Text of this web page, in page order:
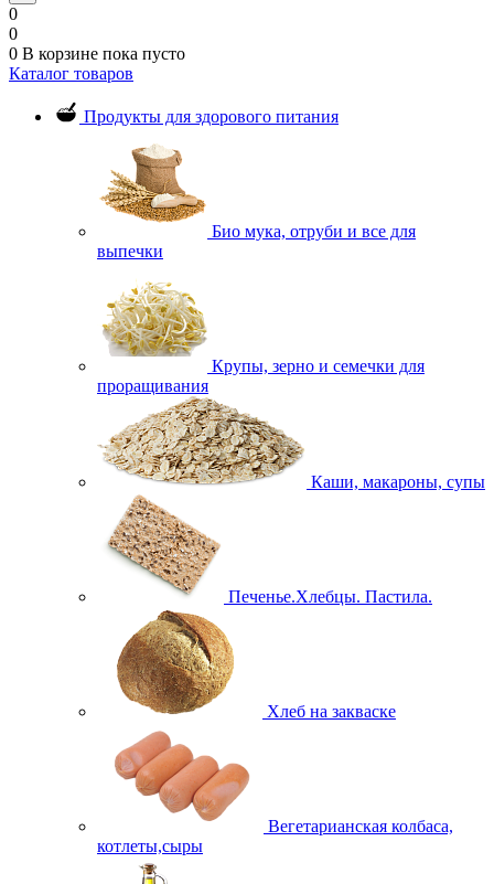
0
0
0 В корзине пока пусто
Каталог товаров
Продукты для здорового питания
Био мука, отруби и все для
выпечки
Крупы, зерно и семечки для
проращивания
Каши, макароны, супы
Печенье.Хлебцы. Пастила.
Хлеб на закваске
Вегетарианская колбаса,
котлеты,сыры